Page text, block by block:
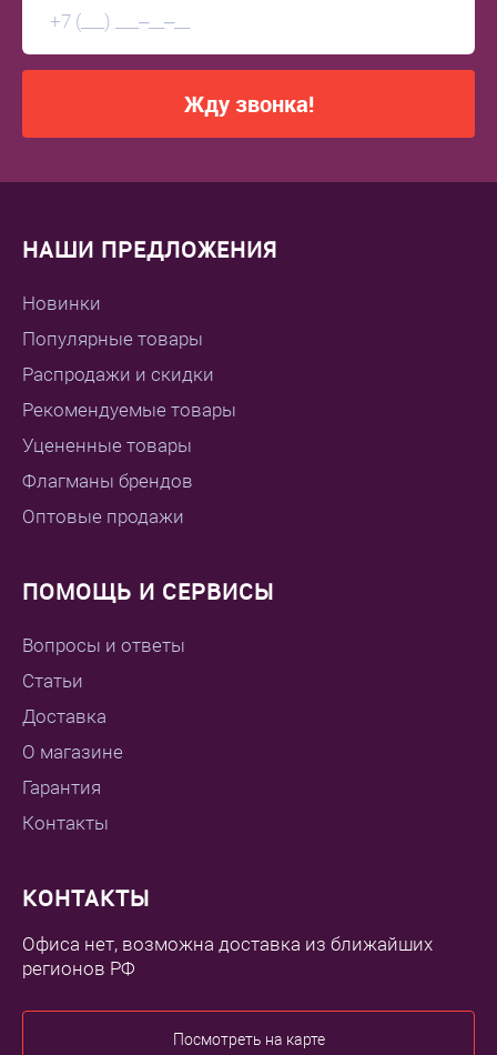
Жду звонка!
НАШИ ПРЕДЛОЖЕНИЯ
Новинки
Популярные товары
Распродажи и скидки
Рекомендуемые товары
Уцененные товары
Флагманы брендов
Оптовые продажи
ПОМОЩЬ И СЕРВИСЫ
Вопросы и ответы
Статьи
Доставка
О магазине
Гарантия
Контакты
КОНТАКТЫ
Офиса нет, возможна доставка из ближайших
регионов РФ
Посмотреть на карте